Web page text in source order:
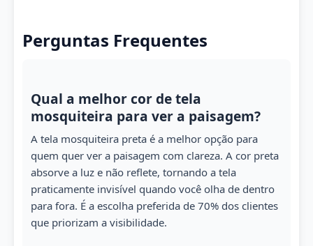
Perguntas Frequentes
Qual a melhor cor de tela
mosquiteira para ver a paisagem?
A tela mosquiteira preta é a melhor opção para
quem quer ver a paisagem com clareza. A cor preta
absorve a luz e não reflete, tornando a tela
praticamente invisível quando você olha de dentro
para fora. É a escolha preferida de 70% dos clientes
que priorizam a visibilidade.